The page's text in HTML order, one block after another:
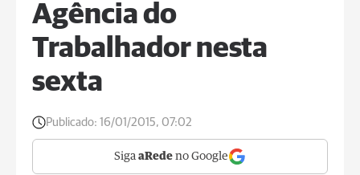
Agência do
Trabalhador nesta
sexta
Publicado: 16/01/2015, 07:02
Siga aRede no Google